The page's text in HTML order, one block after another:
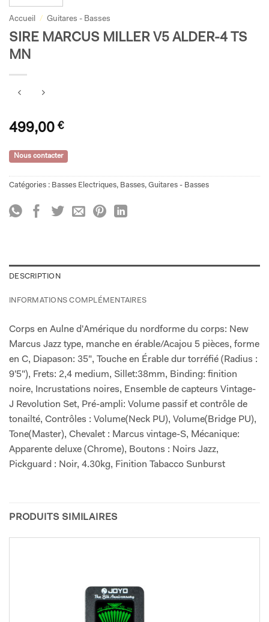
Accueil / Guitares - Basses
SIRE MARCUS MILLER V5 ALDER-4 TS
MN
499,00 €
Nous contacter
Catégories : Basses Electriques, Basses, Guitares - Basses
DESCRIPTION
INFORMATIONS COMPLÉMENTAIRES
Corps en Aulne d'Amérique du nordforme du corps: New
Marcus Jazz type, manche en érable/Acajou 5 pièces, forme
en C, Diapason: 35", Touche en Érable dur torréfié (Radius :
9'5"), Frets: 2,4 medium, Sillet:38mm, Binding: finition
noire, Incrustations noires, Ensemble de capteurs Vintage-
J Revolution Set, Pré-ampli: Volume passif et contrôle de
tonailté, Contrôles : Volume(Neck PU), Volume(Bridge PU),
Tone(Master), Chevalet : Marcus vintage-S, Mécanique:
Apparente deluxe (Chrome), Boutons : Noirs Jazz,
Pickguard : Noir, 4.30kg, Finition Tabacco Sunburst
PRODUITS SIMILAIRES